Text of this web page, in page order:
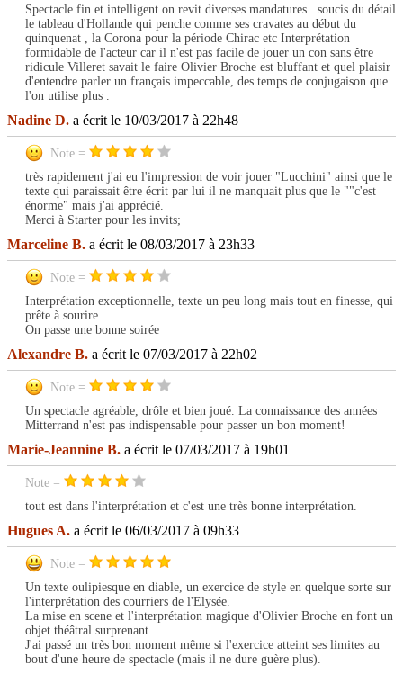
Spectacle fin et intelligent on revit diverses mandatures...soucis du détail
le tableau d'Hollande qui penche comme ses cravates au début du
quinquenat , la Corona pour la période Chirac etc Interprétation
formidable de l'acteur car il n'est pas facile de jouer un con sans être
ridicule Villeret savait le faire Olivier Broche est bluffant et quel plaisir
d'entendre parler un français impeccable, des temps de conjugaison que
l'on utilise plus .
Nadine D. a écrit le 10/03/2017 à 22h48
Note =
très rapidement j'ai eu l'impression de voir jouer "Lucchini" ainsi que le
texte qui paraissait être écrit par lui il ne manquait plus que le ""c'est
énorme" mais j'ai apprécié.
Merci à Starter pour les invits;
Marceline B. a écrit le 08/03/2017 à 23h33
Note =
Interprétation exceptionnelle, texte un peu long mais tout en finesse, qui
prête à sourire.
On passe une bonne soirée
Alexandre B. a écrit le 07/03/2017 à 22h02
Note =
Un spectacle agréable, drôle et bien joué. La connaissance des années
Mitterrand n'est pas indispensable pour passer un bon moment!
Marie-Jeannine B. a écrit le 07/03/2017 à 19h01
Note =
tout est dans l'interprétation et c'est une très bonne interprétation.
Hugues A. a écrit le 06/03/2017 à 09h33
Note =
Un texte oulipiesque en diable, un exercice de style en quelque sorte sur
l'interprétation des courriers de l'Elysée.
La mise en scene et l'interprétation magique d'Olivier Broche en font un
objet théâtral surprenant.
J'ai passé un très bon moment même si l'exercice atteint ses limites au
bout d'une heure de spectacle (mais il ne dure guère plus).